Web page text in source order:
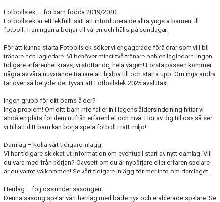
DOKUMENT
GÄSTBOK
BILDGALLERI
Fotbollslek – för barn födda 2019/2020!
Fotbollslek är ett lekfullt sätt att introducera de allra yngsta barnen till
fotboll. Träningarna börjar till våren och hålls på söndagar.
För att kunna starta Fotbollslek söker vi engagerade föräldrar som vill bli
tränare och lagledare. Vi behöver minst två tränare och en lagledare. Ingen
tidigare erfarenhet krävs, vi stöttar dig hela vägen! Första passen kommer
några av våra nuvarande tränare att hjälpa till och starta upp. Om inga andra
tar över så betyder det tyvärr att Fotbollslek 2025 avslutas!
Ingen grupp för ditt barns ålder?
Inga problem! Om ditt barn inte faller in i lagens åldersindelning hittar vi
ändå en plats för dem utifrån erfarenhet och nivå. Hör av dig till oss så ser
vi till att ditt barn kan börja spela fotboll i rätt miljö!
Damlag – kolla vårt tidigare inlägg!
Vi har tidigare skickat ut information om eventuell start av nytt damlag. Vill
du vara med från början? Oavsett om du är nybörjare eller erfaren spelare
är du varmt välkommen! Se vårt tidigare inlägg för mer info om damlaget.
Herrlag – följ oss under säsongen!
Denna säsong spelar vårt herrlag med både nya och etablerade spelare. Se